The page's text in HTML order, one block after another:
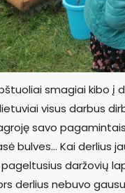
smagiai kibo į
visus darbus
savo
bulves… Kai derlius
daržovių
derlius nebuvo